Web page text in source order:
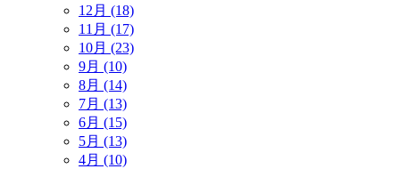
12月 (18)
11月 (17)
10月 (23)
9月 (10)
8月 (14)
7月 (13)
6月 (15)
5月 (13)
4月 (10)